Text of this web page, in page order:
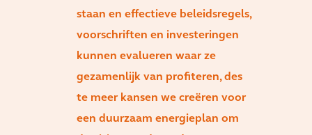
staan en effectieve beleidsregels,
voorschriften en investeringen
kunnen evalueren waar ze
gezamenlijk van profiteren, des
te meer kansen we creëren voor
een duurzaam energieplan om